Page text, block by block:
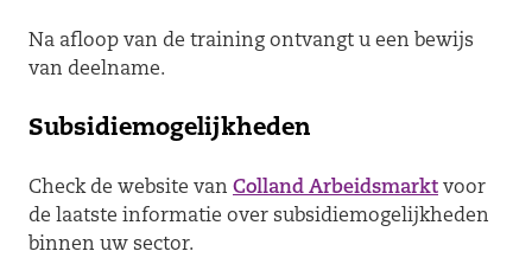
Na afloop van de training ontvangt u een bewijs
van deelname.
Subsidiemogelijkheden
Check de website van Colland Arbeidsmarkt voor
de laatste informatie over subsidiemogelijkheden
binnen uw sector.